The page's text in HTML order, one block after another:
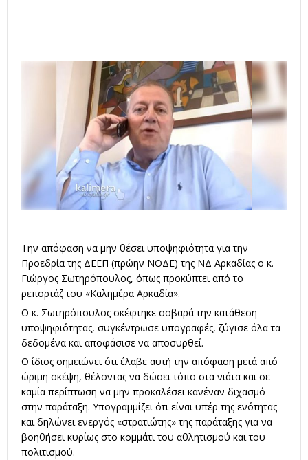
Την απόφαση να μην θέσει υποψηφιότητα για την
Προεδρία της ΔΕΕΠ (πρώην ΝΟΔΕ) της ΝΔ Αρκαδίας ο κ.
Γιώργος Σωτηρόπουλος, όπως προκύπτει από το
ρεπορτάζ του «Καλημέρα Αρκαδία».
Ο κ. Σωτηρόπουλος σκέφτηκε σοβαρά την κατάθεση
υποψηφιότητας, συγκέντρωσε υπογραφές, ζύγισε όλα τα
δεδομένα και αποφάσισε να αποσυρθεί.
Ο ίδιος σημειώνει ότι έλαβε αυτή την απόφαση μετά από
ώριμη σκέψη, θέλοντας να δώσει τόπο στα νιάτα και σε
καμία περίπτωση να μην προκαλέσει κανέναν διχασμό
στην παράταξη. Υπογραμμίζει ότι είναι υπέρ της ενότητας
και δηλώνει ενεργός «στρατιώτης» της παράταξης για να
βοηθήσει κυρίως στο κομμάτι του αθλητισμού και του
πολιτισμού.